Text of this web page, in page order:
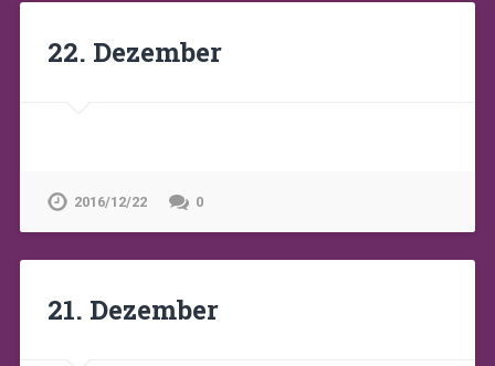
22. Dezember
2016/12/22 0
21. Dezember